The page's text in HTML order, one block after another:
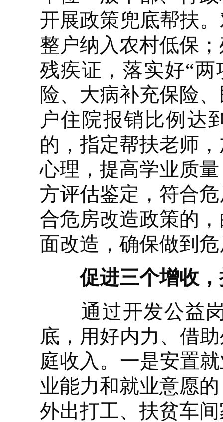
开展政策兜底帮扶
整户纳入农村低保
残疾证，落实好“
险、大病补充保险
户住院报销比例达
的，指定帮扶老师
心理，提高学业质
方评估鉴定，符合
合危房改造政策的
面改造，确保做到
促进三个增收，
通过开发公益岗
底，用好内力、借
庭收入。一是安置
业能力和就业意愿
外出打工、扶贫车